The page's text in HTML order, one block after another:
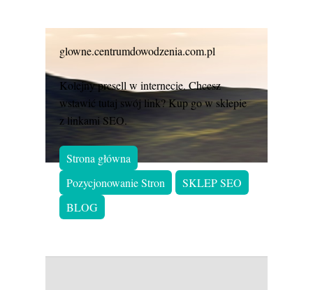
glowne.centrumdowodzenia.com.pl
Kolejny presell w internecie. Chcesz
wstawić tutaj swój link? Kup go w sklepie
z linkami SEO.
Strona główna
Pozycjonowanie Stron
SKLEP SEO
BLOG